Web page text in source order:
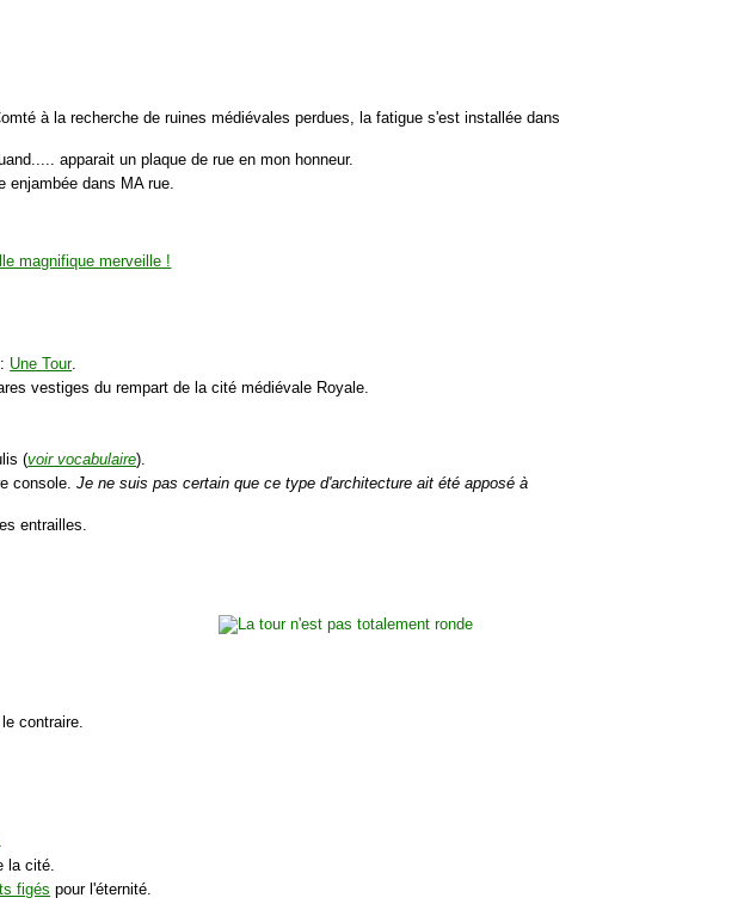
à la recherche de ruines médiévales perdues, la fatigue s'est installée dans
apparait un plaque de rue en mon honneur.
dans MA rue.
Une Tour.
vestiges du rempart de la cité médiévale Royale.
(voir vocabulaire).
console.Je ne suis pas certain que ce type d'architecture ait été apposé à
entrailles.
contraire.
la cité.
figés pour l'éternité.